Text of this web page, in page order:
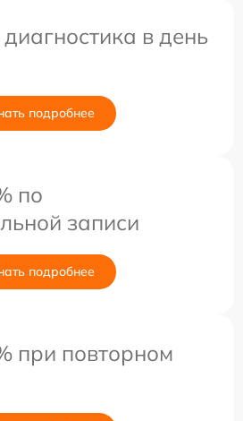
в день
подробнее
по
записи
подробнее
при повторном